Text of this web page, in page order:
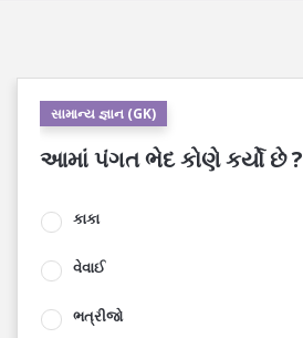
સામાન્ય જ્ઞાન (GK)
આમાં પંગત ભેદ કોણે કર્યો છે ?
કાકા
વેવાઈ
ભત્રીજો